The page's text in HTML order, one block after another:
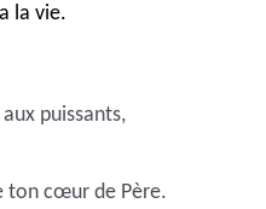
la vie.
puissants,
ton cœur de Père.